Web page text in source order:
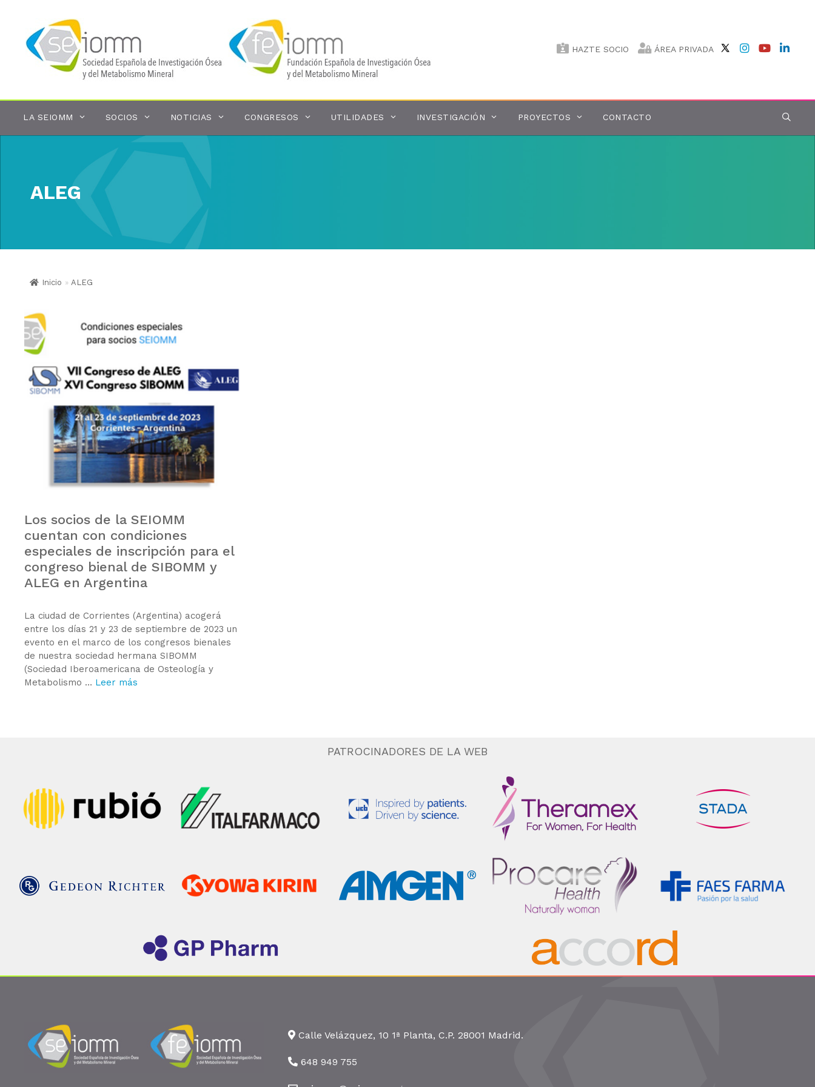
contenido
HAZTE SOCIO ÁREA PRIVADA
LA SEIOMM SOCIOS NOTICIAS CONGRESOS UTILIDADES INVESTIGACIÓN PROYECTOS CONTACTO
ALEG
Inicio » ALEG
Los socios de la SEIOMM
cuentan con condiciones
especiales de inscripción para el
congreso bienal de SIBOMM y
ALEG en Argentina
La ciudad de Corrientes (Argentina) acogerá
entre los días 21 y 23 de septiembre de 2023 un
evento en el marco de los congresos bienales
de nuestra sociedad hermana SIBOMM
(Sociedad Iberoamericana de Osteología y
Metabolismo … Leer más
PATROCINADORES DE LA WEB
Calle Velázquez, 10 1ª Planta, C.P. 28001 Madrid.
648 949 755